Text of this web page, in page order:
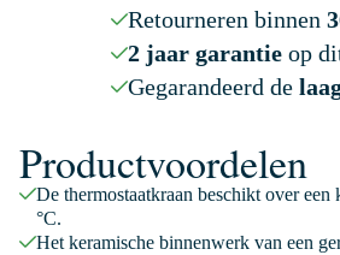
Retourneren binnen
2 jaar garantieop
Gegarandeerd de
Productvoordelen
De thermostaatkraan beschikt over
°C.
Het keramische binnenwerk van een